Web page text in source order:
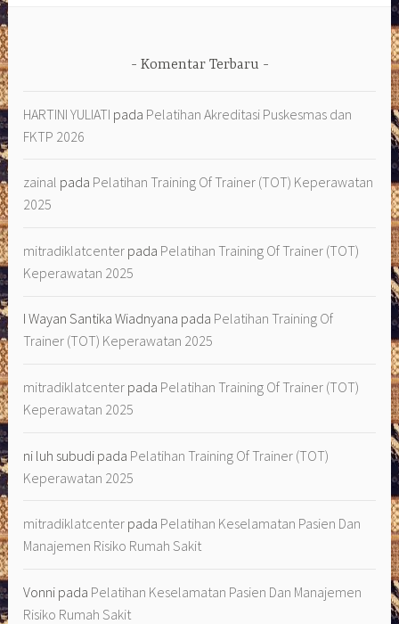
Komentar Terbaru
HARTINI YULIATI pada Pelatihan Akreditasi Puskesmas dan
FKTP 2026
zainal pada Pelatihan Training Of Trainer (TOT) Keperawatan
2025
mitradiklatcenter pada Pelatihan Training Of Trainer (TOT)
Keperawatan 2025
I Wayan Santika Wiadnyana pada Pelatihan Training Of
Trainer (TOT) Keperawatan 2025
mitradiklatcenter pada Pelatihan Training Of Trainer (TOT)
Keperawatan 2025
ni luh subudi pada Pelatihan Training Of Trainer (TOT)
Keperawatan 2025
mitradiklatcenter pada Pelatihan Keselamatan Pasien Dan
Manajemen Risiko Rumah Sakit
Vonni pada Pelatihan Keselamatan Pasien Dan Manajemen
Risiko Rumah Sakit